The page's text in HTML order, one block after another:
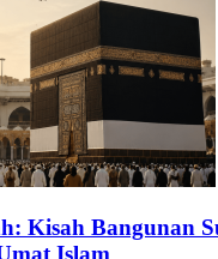
Kisah Bangunan
Islam